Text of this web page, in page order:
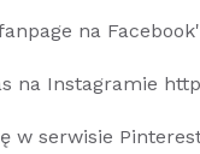
na
na Instagramie
w serwisie